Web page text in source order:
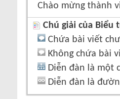
Chào mừng thành
Chú giải của Biểu
Chứa bài viết
Không chứa bài
Diễn đàn là một
Diễn đàn là